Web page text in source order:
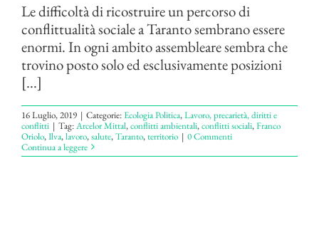
Le difficoltà di ricostruire un percorso di
conflittualità sociale a Taranto sembrano essere
enormi. In ogni ambito assembleare sembra che
trovino posto solo ed esclusivamente posizioni
[...]
16 Luglio, 2019 | Categorie:Ecologia Politica,Lavoro, precarietà, diritti e
conflitti | Tag:Arcelor Mittal,conflitti ambientali,conflitti sociali,Franco
Oriolo,Ilva,lavoro,salute,Taranto,territorio | 0 Commenti
Continua a leggere